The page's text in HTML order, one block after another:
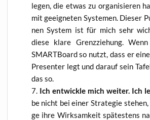
le­gen, die etwas zu orga­ni­sie­ren
mit geeig­ne­ten Sys­te­men. Die­ser
nen Sys­tem ist für mich sehr
die­se kla­re Grenz­zie­hung.
SMART­Board so nutzt, dass er
Pre­sen­ter legt und dar­auf sein
das so.
Ich ent­wick­le mich wei­ter. Ich
be nicht bei einer Stra­te­gie
ge ihre Wirk­sam­keit spä­tes­tens